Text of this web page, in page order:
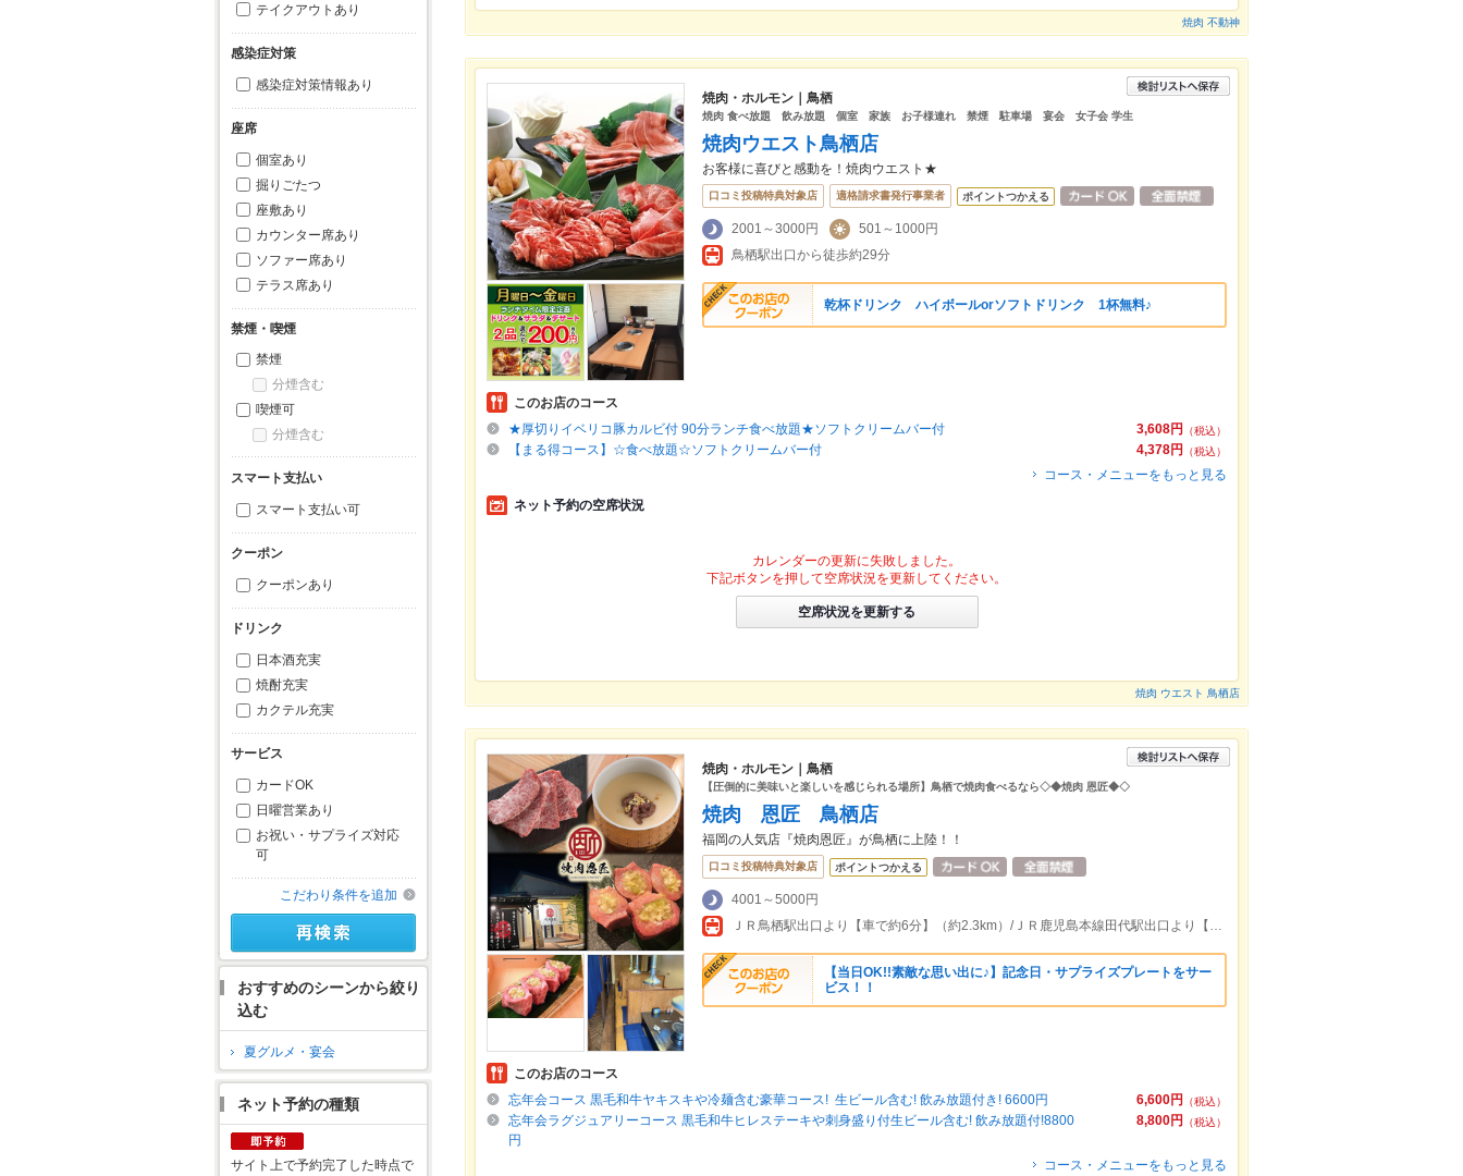
テイクアウトあり
感染症対策
感染症対策情報あり
座席
個室あり
掘りごたつ
座敷あり
カウンター席あり
ソファー席あり
テラス席あり
禁煙・喫煙
禁煙
分煙含む
喫煙可
分煙含む
スマート支払い
スマート支払い可
クーポン
クーポンあり
ドリンク
日本酒充実
焼酎充実
カクテル充実
サービス
カードOK
日曜営業あり
お祝い・サプライズ対応
可
こだわり条件を追加
おすすめのシーンから絞り
込む
夏グルメ・宴会
ネット予約の種類
サイト上で予約完了した時点で
焼肉 不動神
焼肉・ホルモン｜鳥栖
焼肉 食べ放題 飲み放題 個室 家族 お子様連れ 禁煙 駐車場 宴会 女子会 学生
焼肉ウエスト鳥栖店
お客様に喜びと感動を！焼肉ウエスト★
口コミ投稿特典対象店 適格請求書発行事業者 ポイントつかえる
2001～3000円
501～1000円
鳥栖駅出口から徒歩約29分
乾杯ドリンク ハイボールorソフトドリンク 1杯無料♪
このお店のコース
3,608円
（税込）
★厚切りイベリコ豚カルビ付 90分ランチ食べ放題★ソフトクリームバー付
4,378円
（税込）
【まる得コース】☆食べ放題☆ソフトクリームバー付
コース・メニューをもっと見る
ネット予約の空席状況
カレンダーの更新に失敗しました。
下記ボタンを押して空席状況を更新してください。
空席状況を更新する
焼肉 ウエスト 鳥栖店
焼肉・ホルモン｜鳥栖
【圧倒的に美味いと楽しいを感じられる場所】鳥栖で焼肉食べるなら◇◆焼肉 恩匠◆◇
焼肉 恩匠 鳥栖店
福岡の人気店『焼肉恩匠』が鳥栖に上陸！！
口コミ投稿特典対象店 ポイントつかえる
4001～5000円
ＪＲ鳥栖駅出口より【車で約6分】（約2.3km）/ＪＲ鹿児島本線田代駅出口より【車で約5分】（約2km）
【当日OK!!素敵な思い出に♪】記念日・サプライズプレートをサー
ビス！！
このお店のコース
6,600円
（税込）
忘年会コース 黒毛和牛ヤキスキや冷麺含む豪華コース! 生ビール含む! 飲み放題付き! 6600円
8,800円
（税込）
忘年会ラグジュアリーコース 黒毛和牛ヒレステーキや刺身盛り付生ビール含む! 飲み放題付!8800
円
コース・メニューをもっと見る